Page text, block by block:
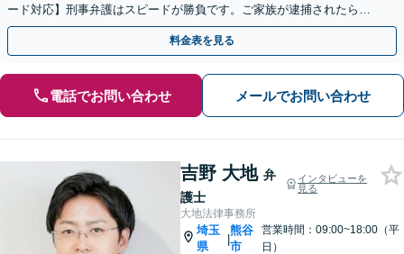
ード対応】刑事弁護はスピードが勝負です。ご家族が逮捕されたら一
刻も早くご相談ください【24時間365日相談受付】
料金表を見る
電話でお問い合わせ メールでお問い合わせ
吉野 大地 弁
護士
インタビューを
見る
大地法律事務所
埼玉
県
|
熊谷
市
営業時間：09:00~18:00（平
日）